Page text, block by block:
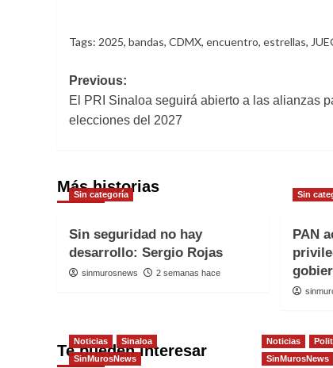
Tags: 2025, bandas, CDMX, encuentro, estrellas,
Post
navigation
Previous:
El PRI Sinaloa seguirá abierto a las alianzas
elecciones del 2027
Más historias
Sin categoría
Sin seguridad no hay
desarrollo: Sergio Rojas
sinmurosnews 2 semanas hace
Sin
PAN
Te pueden interesar
Noticias
Sinaloa
SinMurosNews
Noticias
SinMurosNews